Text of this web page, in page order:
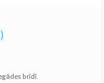
)
brīdī.